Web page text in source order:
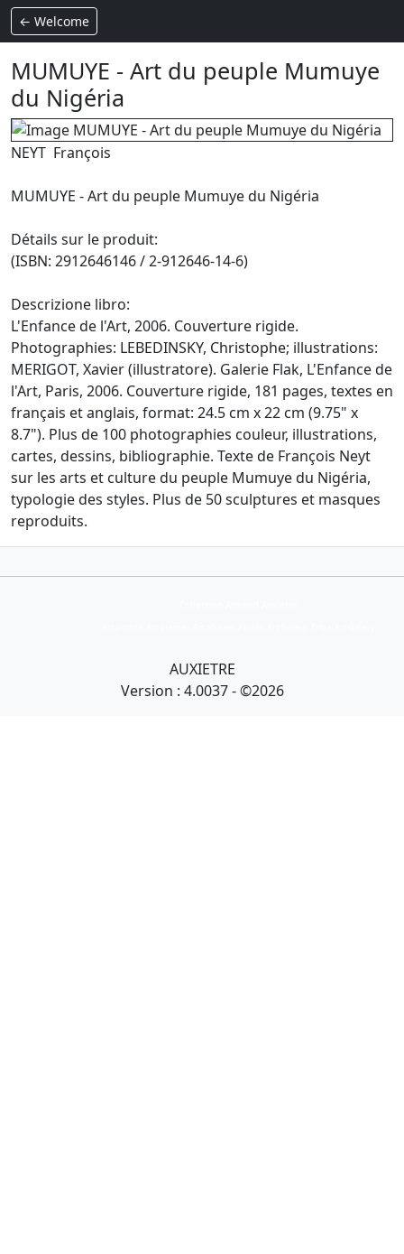
← Welcome
MUMUYE - Art du peuple Mumuye
du Nigéria
NEYT François
MUMUYE - Art du peuple Mumuye du Nigéria
Détails sur le produit:
(ISBN: 2912646146 / 2-912646-14-6)
Descrizione libro:
L'Enfance de l'Art, 2006. Couverture rigide.
Photographies: LEBEDINSKY, Christophe; illustrations:
MERIGOT, Xavier (illustratore). Galerie Flak, L'Enfance de
l'Art, Paris, 2006. Couverture rigide, 181 pages, textes en
français et anglais, format: 24.5 cm x 22 cm (9.75" x
8.7"). Plus de 100 photographies couleur, illustrations,
cartes, dessins, bibliographie. Texte de François Neyt
sur les arts et culture du peuple Mumuye du Nigéria,
typologie des styles. Plus de 50 sculptures et masques
reproduits.
AUXIETRE
Version : 4.0037 - ©2026